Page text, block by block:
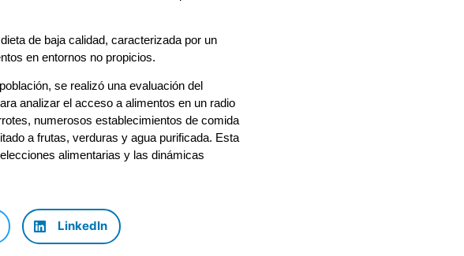
de baja calidad, caracterizada por un
en entornos no propicios.
se realizó una evaluación del
analizar el acceso a alimentos en un radio
numerosos establecimientos de comida
a frutas, verduras y agua purificada. Esta
alimentarias y las dinámicas
LinkedIn